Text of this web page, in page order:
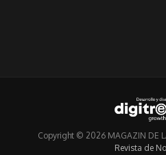
Copyright © 2026 MAGAZIN DE
Revista de